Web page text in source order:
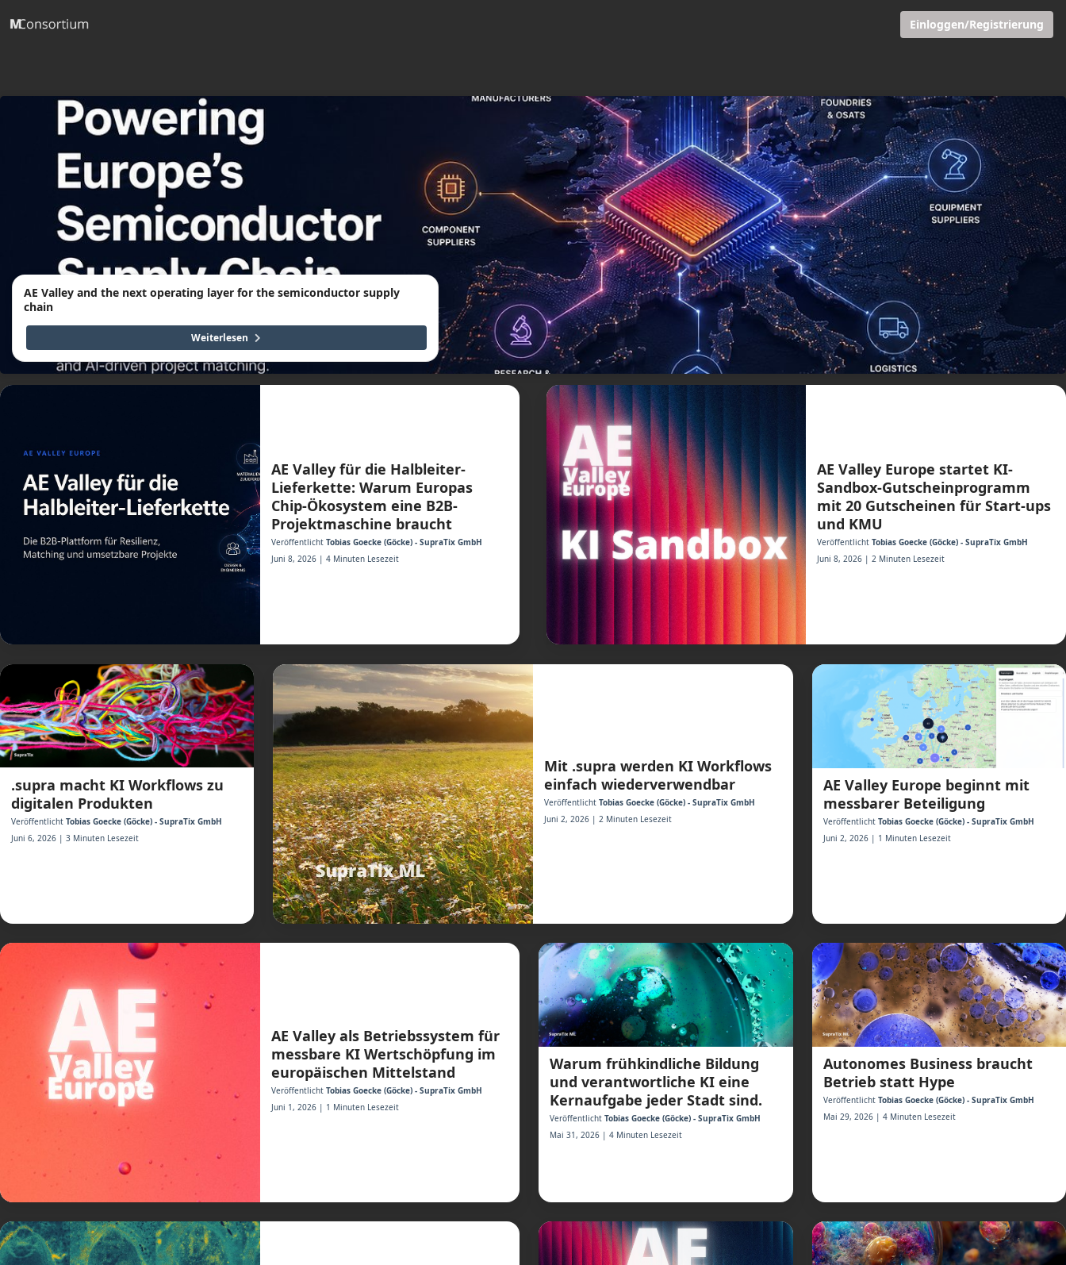
Einloggen/Registrierung
AE Valley and the next operating layer for the semiconductor supply
chain
Weiterlesen
AE Valley für die Halbleiter-
Lieferkette: Warum Europas
Chip-Ökosystem eine B2B-
Projektmaschine braucht
Veröffentlicht Tobias Goecke (Göcke) - SupraTix GmbH
Juni 8, 2026 | 4 Minuten Lesezeit
AE Valley Europe startet KI-
Sandbox-Gutscheinprogramm
mit 20 Gutscheinen für Start-ups
und KMU
VeröffentlichtTobias Goecke (Göcke) - SupraTix GmbH
Juni 8, 2026 | 2 Minuten Lesezeit
.supra macht KI Workflows zu
digitalen Produkten
Veröffentlicht Tobias Goecke (Göcke) - SupraTix GmbH
Juni 6, 2026 | 3 Minuten Lesezeit
Mit .supra werden KI Workflows
einfach wiederverwendbar
Veröffentlicht Tobias Goecke (Göcke) - SupraTix GmbH
Juni 2, 2026 | 2 Minuten Lesezeit
AE Valley Europe beginnt mit
messbarer Beteiligung
Veröffentlicht Tobias Goecke (Göcke) - SupraTix GmbH
Juni 2, 2026 | 1 Minuten Lesezeit
AE Valley als Betriebssystem für
messbare KI Wertschöpfung im
europäischen Mittelstand
Veröffentlicht Tobias Goecke (Göcke) - SupraTix GmbH
Juni 1, 2026 | 1 Minuten Lesezeit
Warum frühkindliche Bildung
und verantwortliche KI eine
Kernaufgabe jeder Stadt sind.
VeröffentlichtTobias Goecke (Göcke) - SupraTix GmbH
Mai 31, 2026 | 4 Minuten Lesezeit
Autonomes Business braucht
Betrieb statt Hype
Veröffentlicht Tobias Goecke (Göcke) - SupraTix GmbH
Mai 29, 2026 | 4 Minuten Lesezeit